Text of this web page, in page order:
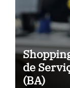
de
(BA)